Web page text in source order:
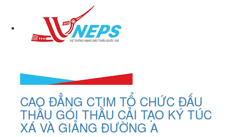
CAO ĐẲNG CTIM TỔ CHỨC ĐẤU
THẦU GÓI THẦU CẢI TẠO KÝ TÚC
XÁ VÀ GIẢNG ĐƯỜNG A